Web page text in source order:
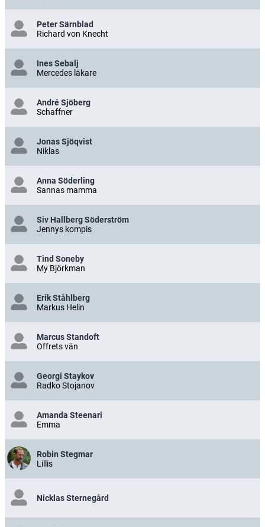
Peter Särnblad
Richard von Knecht
Ines Sebalj
Mercedes läkare
André Sjöberg
Schaffner
Jonas Sjöqvist
Niklas
Anna Söderling
Sannas mamma
Siv Hallberg Söderström
Jennys kompis
Tind Soneby
My Björkman
Erik Ståhlberg
Markus Helin
Marcus Standoft
Offrets vän
Georgi Staykov
Radko Stojanov
Amanda Steenari
Emma
Robin Stegmar
Lillis
Nicklas Sternegård